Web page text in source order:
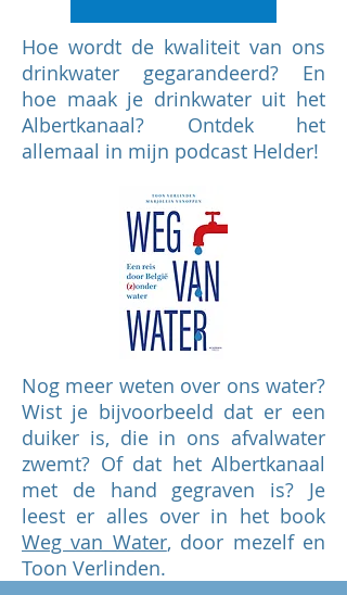
Hoe wordt de kwaliteit van ons
drinkwater gegarandeerd? En
hoe maak je drinkwater uit het
Albertkanaal? Ontdek het
allemaal in mijn podcast Helder!
Nog meer weten over ons water?
Wist je bijvoorbeeld dat er een
duiker is, die in ons afvalwater
zwemt? Of dat het Albertkanaal
met de hand gegraven is? Je
leest er alles over in het book
Weg van Water, door mezelf en
Toon Verlinden.